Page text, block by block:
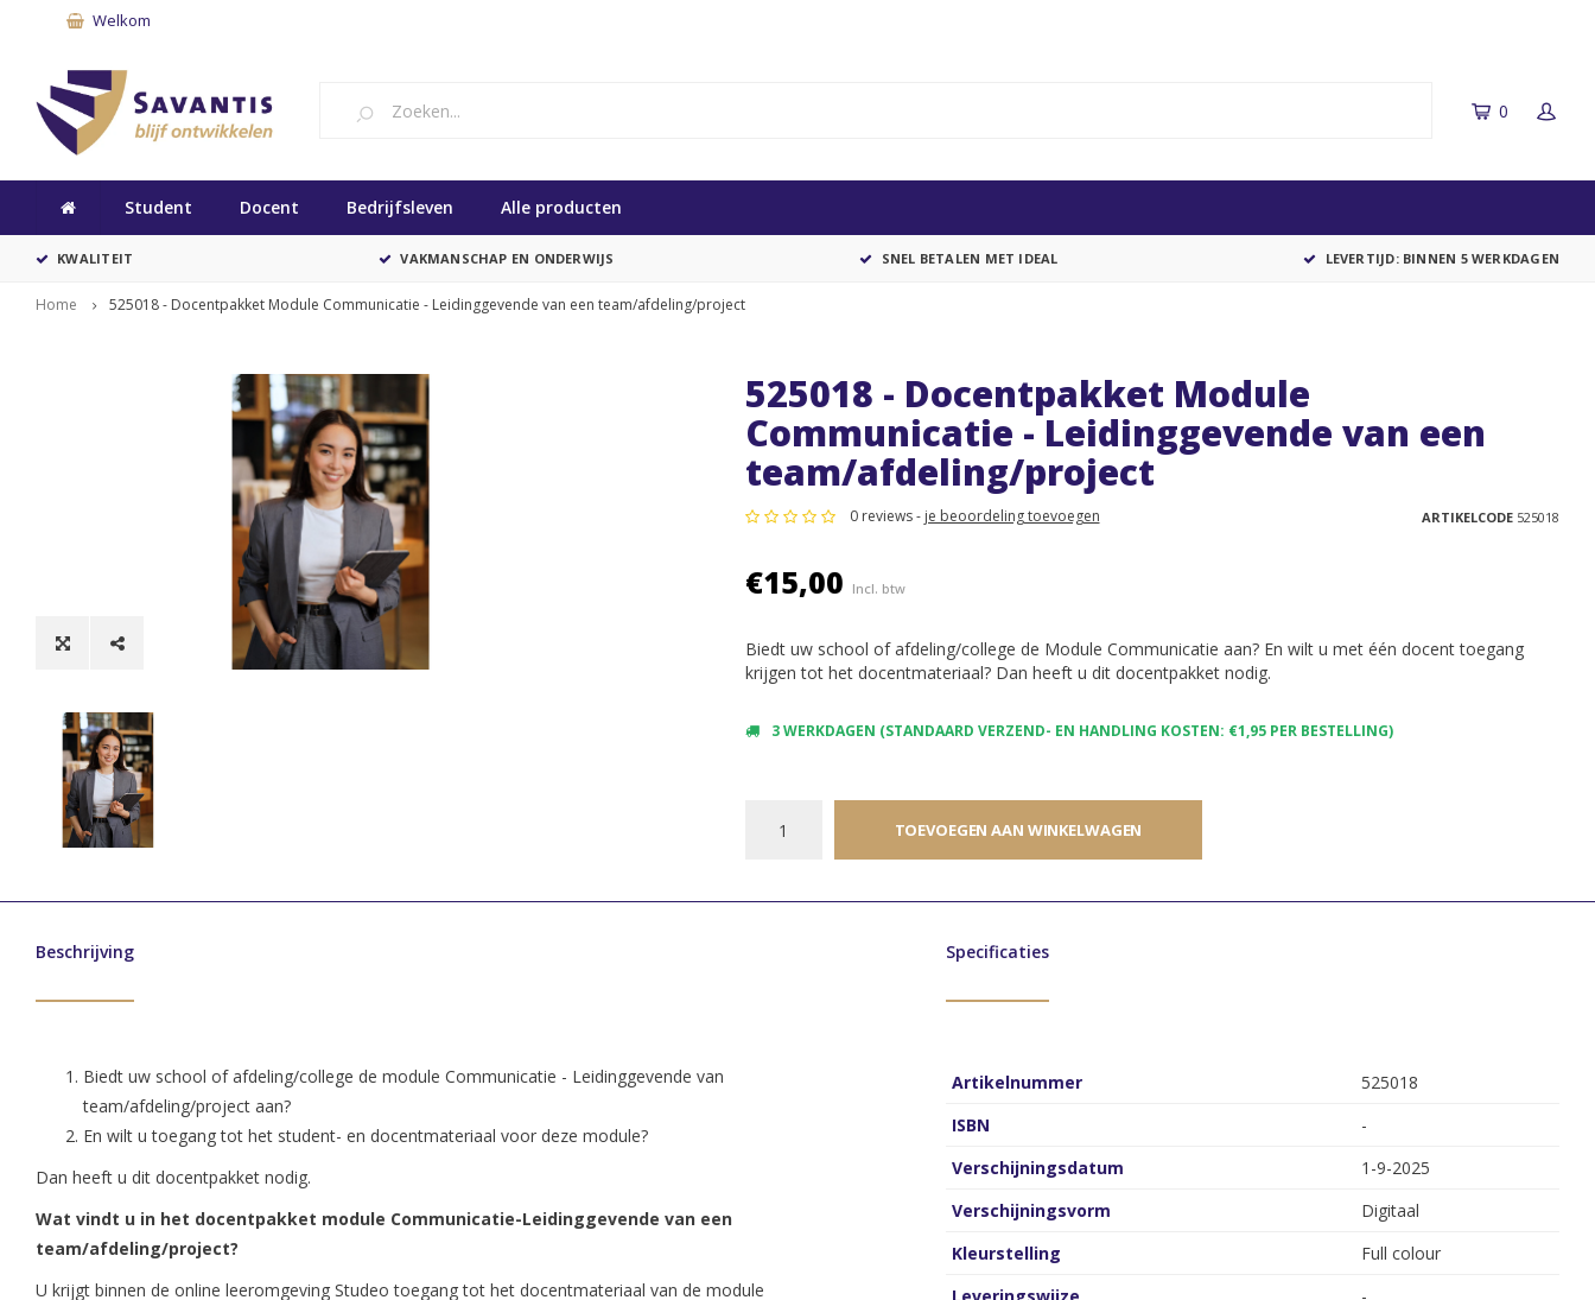
Welkom
0
Student Docent Bedrijfsleven Alle producten
KWALITEIT VAKMANSCHAP EN ONDERWIJS SNEL BETALEN MET IDEAL LEVERTIJD: BINNEN 5 WERKDAGEN
Home 525018 - Docentpakket Module Communicatie - Leidinggevende van een team/afdeling/project
525018 - Docentpakket Module
Communicatie - Leidinggevende van een
team/afdeling/project
0 reviews - je beoordeling toevoegen ARTIKELCODE525018
€15,00 Incl. btw
Biedt uw school of afdeling/college de Module Communicatie aan? En wilt u met één docent toegang
krijgen tot het docentmateriaal? Dan heeft u dit docentpakket nodig.
3 WERKDAGEN (STANDAARD VERZEND- EN HANDLING KOSTEN: €1,95 PER BESTELLING)
TOEVOEGEN AAN WINKELWAGEN
Beschrijving Specificaties
Biedt uw school of afdeling/college de module Communicatie - Leidinggevende van
team/afdeling/project aan?
En wilt u toegang tot het student- en docentmateriaal voor deze module?
Dan heeft u dit docentpakket nodig.
Wat vindt u in het docentpakket module Communicatie-Leidinggevende van een
team/afdeling/project?
U krijgt binnen de online leeromgeving Studeo toegang tot het docentmateriaal van de module
Artikelnummer
525018
ISBN
-
Verschijningsdatum
1-9-2025
Verschijningsvorm
Digitaal
Kleurstelling
Full colour